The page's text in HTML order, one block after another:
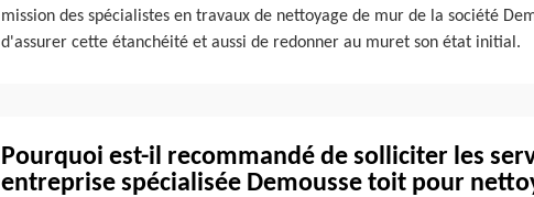
mission des spécialistes en travaux de nettoyage de mur de la société
d'assurer cette étanchéité et aussi de redonner au muret son état initial.
Pourquoi est-il recommandé de solliciter les
entreprise spécialisée Demousse toit pour